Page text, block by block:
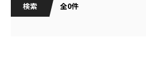
検索 全0件